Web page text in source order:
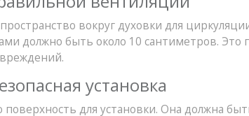
вокруг духовки для
должно быть около 10 сантиметров. Это
установка
для установки. Она должна